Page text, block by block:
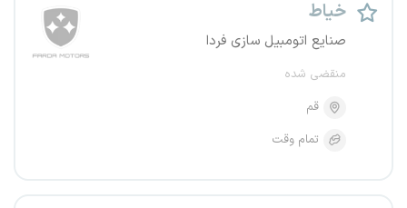
خیاط
صنایع اتومبیل سازی فردا
منقضی شده
قم
تمام وقت